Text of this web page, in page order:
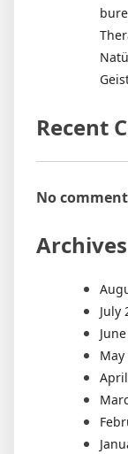
Recent
No
Archives
July
May